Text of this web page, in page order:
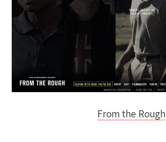
From the Rough